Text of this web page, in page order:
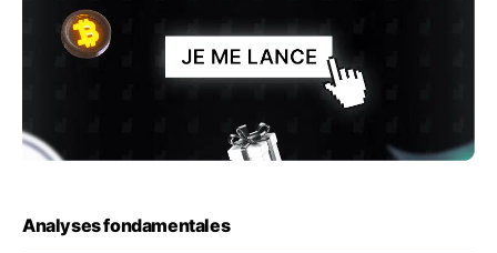
Analyses fondamentales